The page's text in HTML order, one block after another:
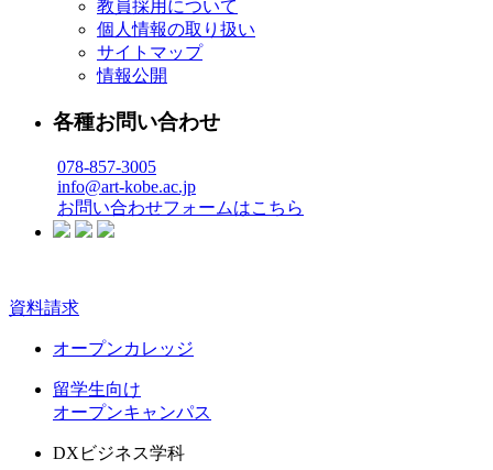
教員採用について
個人情報の取り扱い
サイトマップ
情報公開
各種お問い合わせ
078-857-3005
info@art-kobe.ac.jp
お問い合わせフォームはこちら
資料請求
オープンカレッジ
留学生向け
オープンキャンパス
DXビジネス学科